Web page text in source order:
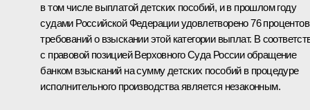
в том числе выплатой детских пособий, и в прошлом году
судами Российской Федерации удовлетворено 76 процентов
требований о взыскании этой категории выплат. В
с правовой позицией Верховного Суда России обращение
банком взысканий на сумму детских пособий в процедуре
исполнительного производства является незаконным.